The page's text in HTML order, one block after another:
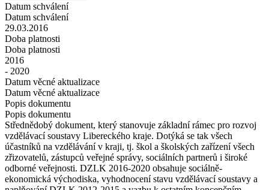
Datum schválení
Datum schválení
29.03.2016
Doba platnosti
Doba platnosti
2016
- 2020
Datum věcné aktualizace
Datum věcné aktualizace
Popis dokumentu
Popis dokumentu
Střednědobý dokument, který stanovuje základní rámec pro rozvoj
vzdělávací soustavy Libereckého kraje. Dotýká se tak všech
účastníků na vzdělávání v kraji, tj. škol a školských zařízení všech
zřizovatelů, zástupců veřejné správy, sociálních partnerů i široké
odborné veřejnosti. DZLK 2016-2020 obsahuje sociálně-
ekonomická východiska, vyhodnocení stavu vzdělávací soustavy a